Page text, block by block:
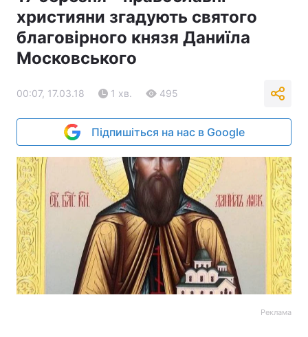
християни згадують святого
благовірного князя Даниїла
Московського
00:07, 17.03.18 1 хв. 495
Підпишіться на нас в Google
Реклама